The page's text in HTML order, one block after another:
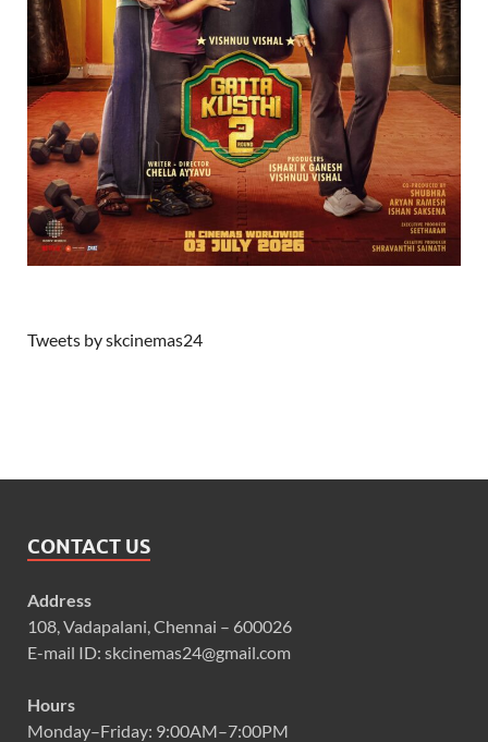
Tweets by skcinemas24
CONTACT US
Address
108, Vadapalani, Chennai – 600026
E-mail ID: skcinemas24@gmail.com
Hours
Monday–Friday: 9:00AM–7:00PM